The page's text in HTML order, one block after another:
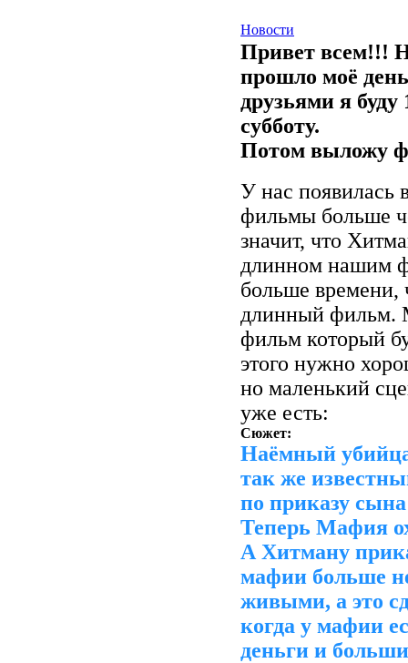
Новости
Привет всем!!!
прошло моё
друзьями я буду
субботу.
Потом выложу
У нас появилась
фильмы больше
значит, что
длинном нашим
больше времени,
длинный фильм.
фильм который
этого нужно
но маленький
уже есть:
Сюжет:
Наёмный
так же
по приказу
Теперь Мафия
А Хитману
мафии больше
живыми, а это
когда у мафии
деньги и